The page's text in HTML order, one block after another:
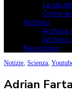
La
Come
Archivio
Archivio
Archivio
News blog
Notizie, Scienza,
Adrian